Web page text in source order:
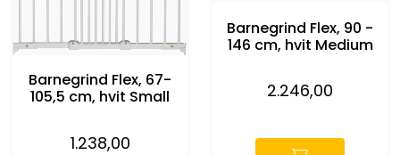
Barnegrind Flex, 67-
105,5 cm, hvit Small
1.238,00
Barnegrind Flex, 90 -
146 cm, hvit Medium
2.246,00
Borettslag